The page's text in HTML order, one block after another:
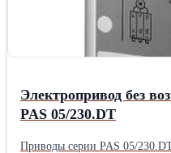
Электропривод без
PAS 05/230.DT
Приводы серии PAS 05/